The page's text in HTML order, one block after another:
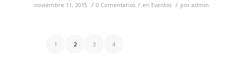
noviembre 11, 2015 / 0 Comentarios / en Eventos / por admin
1 2 3 4